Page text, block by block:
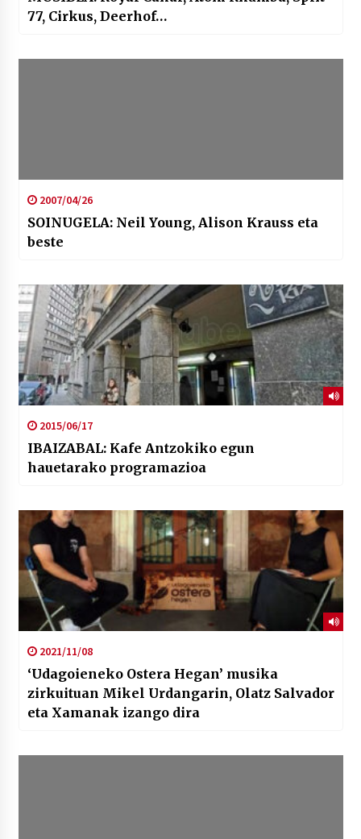
77, Cirkus, Deerhof…
2007/04/26
SOINUGELA: Neil Young, Alison Krauss eta
beste
2015/06/17
IBAIZABAL: Kafe Antzokiko egun
hauetarako programazioa
2021/11/08
‘Udagoieneko Ostera Hegan’ musika
zirkuituan Mikel Urdangarin, Olatz Salvador
eta Xamanak izango dira